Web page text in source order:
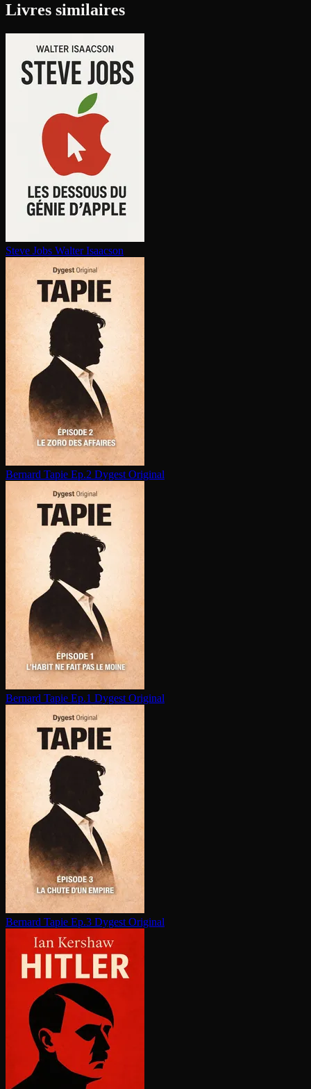
Livres similaires
Steve Jobs Walter Isaacson
Bernard Tapie Ep.2 Dygest Original
Bernard Tapie Ep.1 Dygest Original
Bernard Tapie Ep.3 Dygest Original